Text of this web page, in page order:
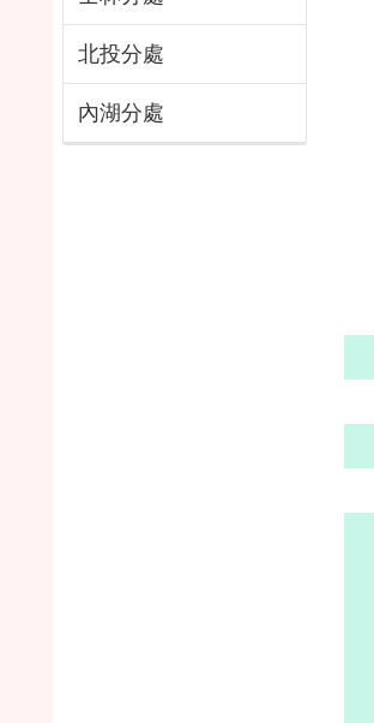
北投分處
內湖分處